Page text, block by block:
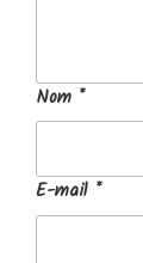
Nom *
E-mail *